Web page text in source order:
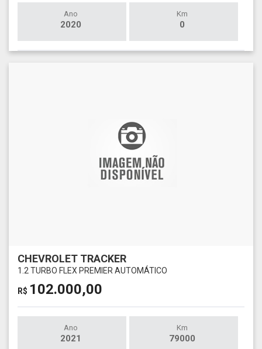
Ano
2020
Km
0
CHEVROLET TRACKER
1.2 TURBO FLEX PREMIER AUTOMÁTICO
R$ 102.000,00
Ano
2021
Km
79000